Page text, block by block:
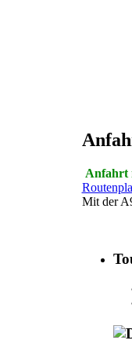
Anfahrt
Mit der